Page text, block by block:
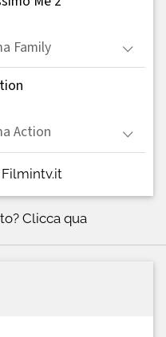
Clicca qua